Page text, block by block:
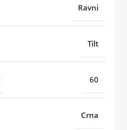
Ravni
Tilt
60
Crna